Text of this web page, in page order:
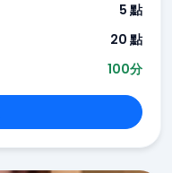
5 點
20 點
100分